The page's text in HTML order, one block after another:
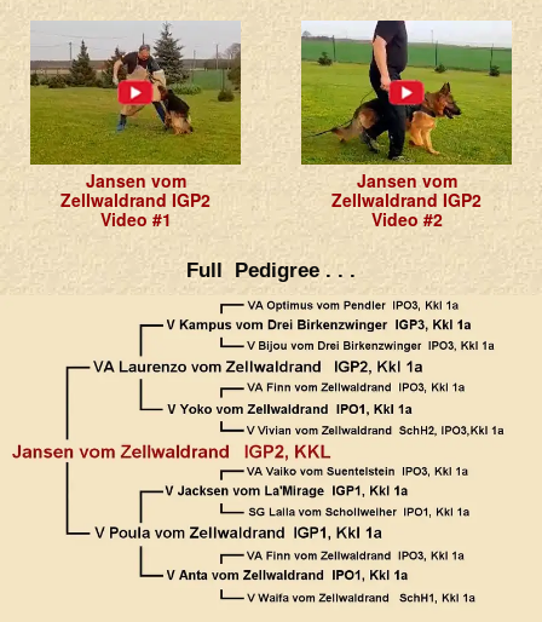
Jansen vom
Zellwaldrand IGP2
Video #1
Jansen vom
Zellwaldrand IGP2
Video #2
Full Pedigree . . .